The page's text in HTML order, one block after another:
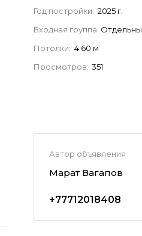
Год постройки: 2025 г.
Входная группа:
Потолки: 4.60 м
Просмотров: 351
Автор объявления
Марат Вагапов
+77712018408